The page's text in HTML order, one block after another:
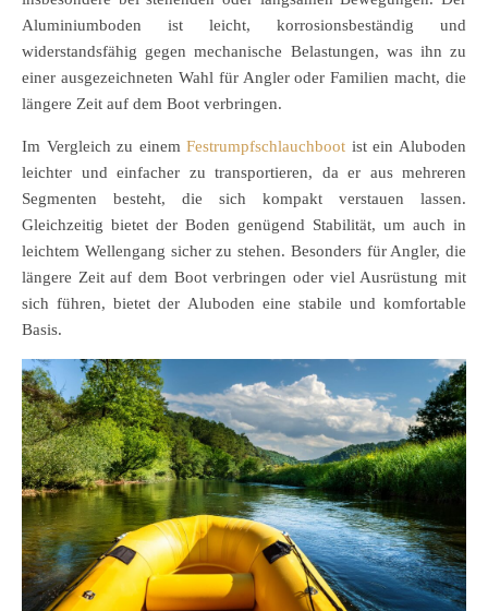
Aluminiumboden ist leicht, korrosionsbeständig und
widerstandsfähig gegen mechanische Belastungen, was ihn zu
einer ausgezeichneten Wahl für Angler oder Familien macht, die
längere Zeit auf dem Boot verbringen.
Im Vergleich zu einemFestrumpfschlauchboot ist ein Aluboden
leichter und einfacher zu transportieren, da er aus mehreren
Segmenten besteht, die sich kompakt verstauen lassen.
Gleichzeitig bietet der Boden genügend Stabilität, um auch in
leichtem Wellengang sicher zu stehen. Besonders für Angler, die
längere Zeit auf dem Boot verbringen oder viel Ausrüstung mit
sich führen, bietet der Aluboden eine stabile und komfortable
Basis.